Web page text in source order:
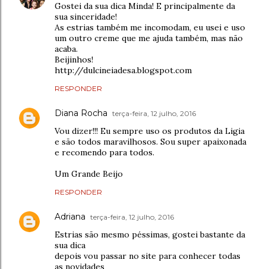
Gostei da sua dica Minda! E principalmente da
sua sinceridade!
As estrias também me incomodam, eu usei e uso
um outro creme que me ajuda também, mas não
acaba.
Beijinhos!
http://dulcineiadesa.blogspot.com
RESPONDER
Diana Rocha terça-feira, 12 julho, 2016
Vou dizer!!! Eu sempre uso os produtos da Ligia
e são todos maravilhosos. Sou super apaixonada
e recomendo para todos.
Um Grande Beijo
RESPONDER
Adriana terça-feira, 12 julho, 2016
Estrias são mesmo péssimas, gostei bastante da
sua dica
depois vou passar no site para conhecer todas